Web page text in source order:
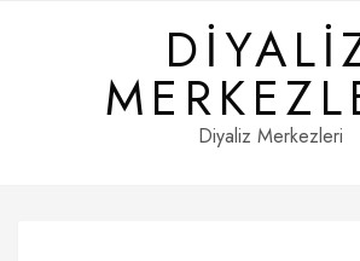
Diyaliz Merkezleri